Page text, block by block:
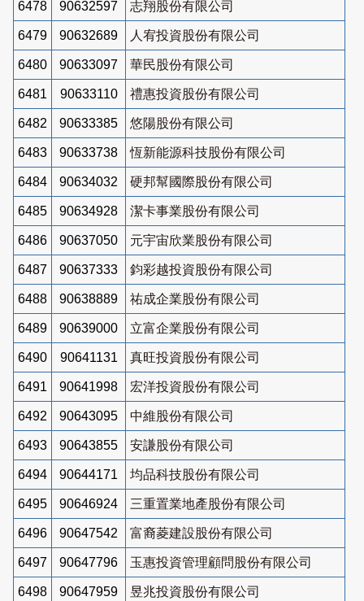
6478 90632597 志翔股份有限公司
6479 90632689 人宥投資股份有限公司
6480 90633097 華民股份有限公司
6481 90633110 禮惠投資股份有限公司
6482 90633385 悠陽股份有限公司
6483 90633738 恆新能源科技股份有限公司
6484 90634032 硬邦幫國際股份有限公司
6485 90634928 潔卡事業股份有限公司
6486 90637050 元宇宙欣業股份有限公司
6487 90637333 鈞彩越投資股份有限公司
6488 90638889 祐成企業股份有限公司
6489 90639000 立富企業股份有限公司
6490 90641131 真旺投資股份有限公司
6491 90641998 宏洋投資股份有限公司
6492 90643095 中維股份有限公司
6493 90643855 安謙股份有限公司
6494 90644171 均品科技股份有限公司
6495 90646924 三重置業地產股份有限公司
6496 90647542 富裔菱建設股份有限公司
6497 90647796 玉惠投資管理顧問股份有限公司
6498 90647959 昱兆投資股份有限公司